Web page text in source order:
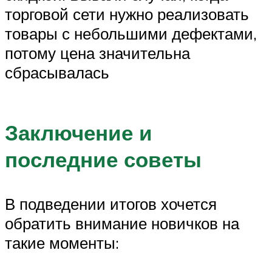
торговой сети нужно реализовать
товары с небольшими дефектами,
потому цена значительна
сбрасывалась
Заключение и
последние советы
В подведении итогов хочется
обратить внимание новичков на
такие моменты: